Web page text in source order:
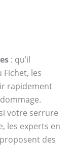
: qu’il
Fichet, les
rapidement
votre serrure
les experts en
des